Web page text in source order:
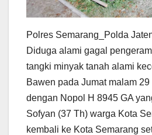
Polres Semarang_Polda
Diduga alami gagal
tangki minyak tanah alami
Bawen pada Jumat malam
dengan Nopol H 8945 GA
Sofyan (37 Th) warga Kota
kembali ke Kota Semarang